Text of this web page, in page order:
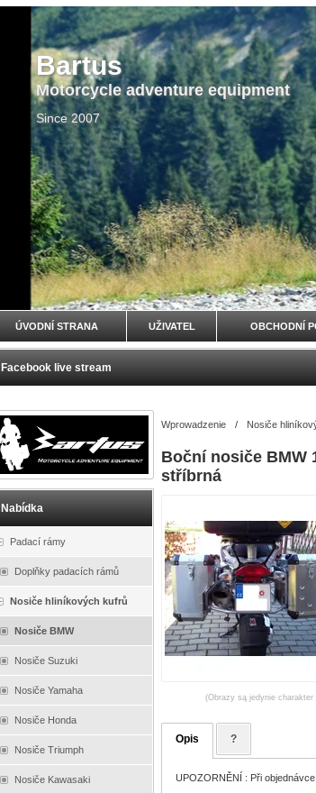
Bartus
Motorcycle adventure equipment
Since 2007
ÚVODNÍ STRANA UŽIVATEL OBCHODNÍ
Facebook live stream
Nabídka
Padací rámy
Doplňky padacích rámů
Nosiče hliníkových kufrů
Nosiče BMW
Nosiče Suzuki
Nosiče Yamaha
Nosiče Honda
Nosiče Triumph
Nosiče Kawasaki
Wprowadzenie / Nosiče
Boční nosiče BMW
stříbrná
(Obrazy są jedynie charakter
Opis ?
UPOZORNĚNÍ : Při